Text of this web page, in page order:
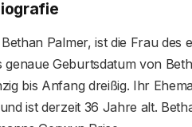
Palmer, ist die Frau des
Geburtsdatum von
bis Anfang dreißig. Ihr
ist derzeit 36 ​​Jahre alt.